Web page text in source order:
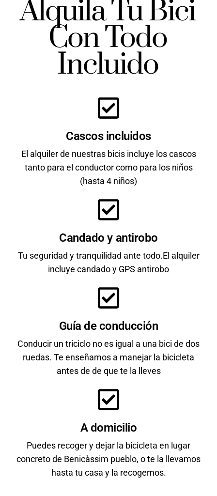
Alquila Tu Bici
Con Todo
Incluido
Cascos incluidos
El alquiler de nuestras bicis incluye los cascos
tanto para el conductor como para los niños
(hasta 4 niños)
Candado y antirobo
Tu seguridad y tranquilidad ante todo.El alquiler
incluye candado y GPS antirobo
Guía de conducción
Conducir un triciclo no es igual a una bici de dos
ruedas. Te enseñamos a manejar la bicicleta
antes de de que te la lleves
A domicilio
Puedes recoger y dejar la bicicleta en lugar
concreto de Benicàssim pueblo, o te la llevamos
hasta tu casa y la recogemos.